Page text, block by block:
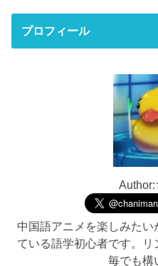
プロフィール
Author:
中国語アニメを楽しみた
ている語学初心者です。
毎でも構